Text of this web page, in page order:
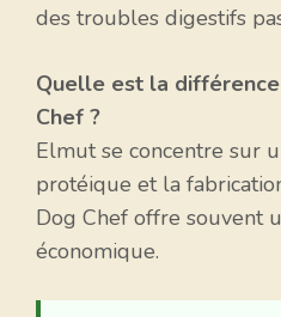
des troubles digestifs
Quelle est la
Chef ?
Elmut se concentre sur
protéique et la
Dog Chef offre souvent
économique.